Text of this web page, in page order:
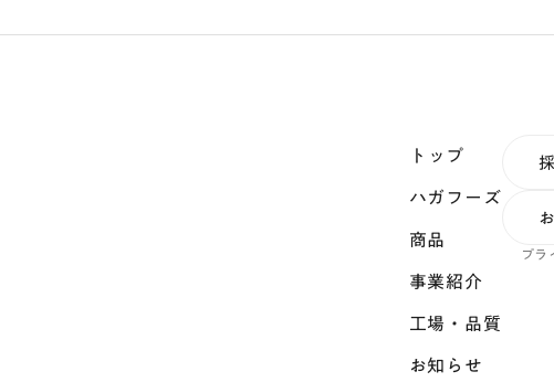
トップ
ハガフーズ
商品
事業紹介
工場・品質
お知らせ
プ